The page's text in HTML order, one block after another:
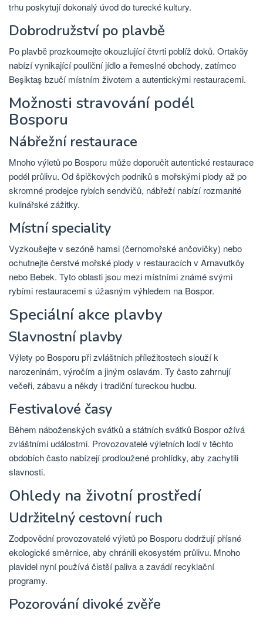
trhu poskytují dokonalý úvod do turecké kultury.
Dobrodružství po plavbě
Po plavbě prozkoumejte okouzlující čtvrti poblíž doků. Ortaköy
nabízí vynikající pouliční jídlo a řemeslné obchody, zatímco
Beşiktaş bzučí místním životem a autentickými restauracemi.
Možnosti stravování podél
Bosporu
Nábřežní restaurace
Mnoho výletů po Bosporu může doporučit autentické restaurace
podél průlivu. Od špičkových podniků s mořskými plody až po
skromné ​​prodejce rybích sendvičů, nábřeží nabízí rozmanité
kulinářské zážitky.
Místní speciality
Vyzkoušejte v sezóně hamsi (černomořské ančovičky) nebo
ochutnejte čerstvé mořské plody v restauracích v Arnavutköy
nebo Bebek. Tyto oblasti jsou mezi místními známé svými
rybími restauracemi s úžasným výhledem na Bospor.
Speciální akce plavby
Slavnostní plavby
Výlety po Bosporu při zvláštních příležitostech slouží k
narozeninám, výročím a jiným oslavám. Ty často zahrnují
večeři, zábavu a někdy i tradiční tureckou hudbu.
Festivalové časy
Během náboženských svátků a státních svátků Bospor ožívá
zvláštními událostmi. Provozovatelé výletních lodí v těchto
obdobích často nabízejí prodloužené prohlídky, aby zachytili
slavnosti.
Ohledy na životní prostředí
Udržitelný cestovní ruch
Zodpovědní provozovatelé výletů po Bosporu dodržují přísné
ekologické směrnice, aby chránili ekosystém průlivu. Mnoho
plavidel nyní používá čistší paliva a zavádí recyklační
programy.
Pozorování divoké zvěře